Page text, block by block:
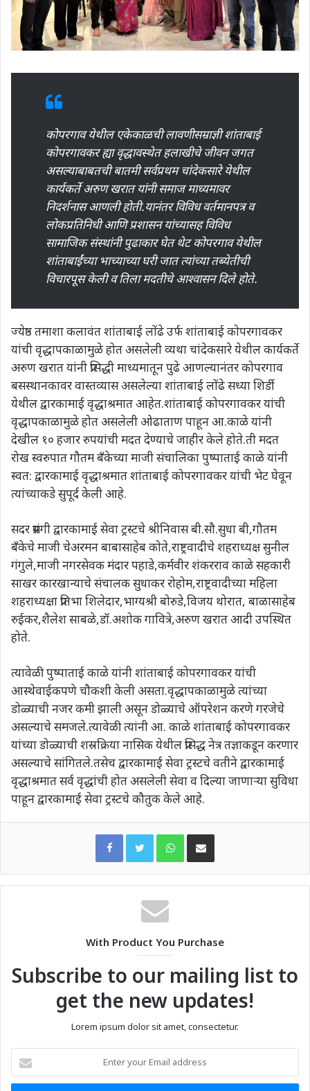
कोपरगाव येथील एकेकाळची लावणीसम्राज्ञी शांताबाई
कोपरगावकर ह्या वृद्धावस्थेत हलाखीचे जीवन जगत
असल्याबाबतची बातमी सर्वप्रथम चांदेकसारे येथील
कार्यकर्ते अरुण खरात यांनी समाज माध्यमावर
निदर्शनास आणली होती.यानंतर विविध वर्तमानपत्र व
लोकप्रतिनिधी आणि प्रशासन यांच्यासह विविध
सामाजिक संस्थांनी पुढाकार घेत थेट कोपरगाव येथील
शांताबाईंच्या भाच्याच्या घरी जात त्यांच्या तब्येतीची
विचारपूस केली व तिला मदतीचे आश्वासन दिले होते.
ज्येष्ठ तमाशा कलावंत शांताबाई लोंढे उर्फ शांताबाई कोपरगावकर
यांची वृद्धापकाळामुळे होत असलेली व्यथा चांदेकसारे येथील कार्यकर्ते
अरुण खरात यांनी प्रसिद्धी माध्यमातून पुढे आणल्यानंतर कोपरगाव
बसस्थानकावर वास्तव्यास असलेल्या शांताबाई लोंढे सध्या शिर्डी
येथील द्वारकामाई वृद्धाश्रमात आहेत.शांताबाई कोपरगावकर यांची
वृद्धापकाळामुळे होत असलेली ओढाताण पाहून आ.काळे यांनी
देखील १० हजार रुपयांची मदत देण्याचे जाहीर केले होते.ती मदत
रोख स्वरुपात गौतम बँकेच्या माजी संचालिका पुष्पाताई काळे यांनी
स्वत: द्वारकामाई वृद्धाश्रमात शांताबाई कोपरगावकर यांची भेट घेवून
त्यांच्याकडे सुपूर्द केली आहे.
सदर प्रसंगी द्वारकामाई सेवा ट्रस्टचे श्रीनिवास बी.सौ.सुधा बी,गौतम
बँकेचे माजी चेअरमन बाबासाहेब कोते,राष्ट्रवादीचे शहराध्यक्ष सुनील
गंगुले,माजी नगरसेवक मंदार पहाडे,कर्मवीर शंकरराव काळे सहकारी
साखर कारखान्याचे संचालक सुधाकर रोहोम,राष्ट्रवादीच्या महिला
शहराध्यक्षा प्रतिभा शिलेदार,भाग्यश्री बोरुडे,विजय थोरात, बाळासाहेब
रुईकर,शैलेश साबळे,डॉ.अशोक गावित्रे,अरुण खरात आदी उपस्थित
होते.
त्यावेळी पुष्पाताई काळे यांनी शांताबाई कोपरगावकर यांची
आस्थेवाईकपणे चौकशी केली असता.वृद्धापकाळामुळे त्यांच्या
डोळ्याची नजर कमी झाली असून डोळ्याचे ऑपरेशन करणे गरजेचे
असल्याचे समजले.त्यावेळी त्यांनी आ. काळे शांताबाई कोपरगावकर
यांच्या डोळ्याची शस्रक्रिया नासिक येथील प्रसिद्ध नेत्र तज्ञाकडून करणार
असल्याचे सांगितले.तसेच द्वारकामाई सेवा ट्रस्टचे वतीने द्वारकामाई
वृद्धाश्रमात सर्व वृद्धांची होत असलेली सेवा व दिल्या जाणाऱ्या सुविधा
पाहून द्वारकामाई सेवा ट्रस्टचे कौतुक केले आहे.
WhatsAppShare via Email
With Product You Purchase
Subscribe to our mailing list to
get the new updates!
Lorem ipsum dolor sit amet, consectetur.
your
Email